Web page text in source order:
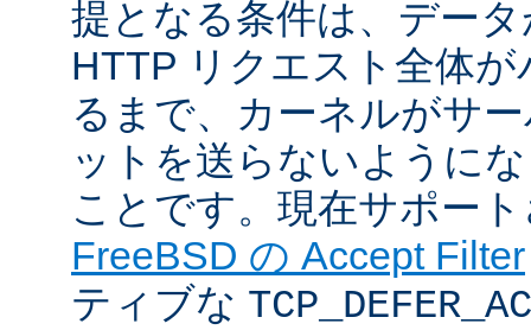
提となる条件は、デー
HTTP リクエスト全体
るまで、カーネルがサ
ットを送らないように
ことです。現在サポー
FreeBSD の Accept Filter
ティブな